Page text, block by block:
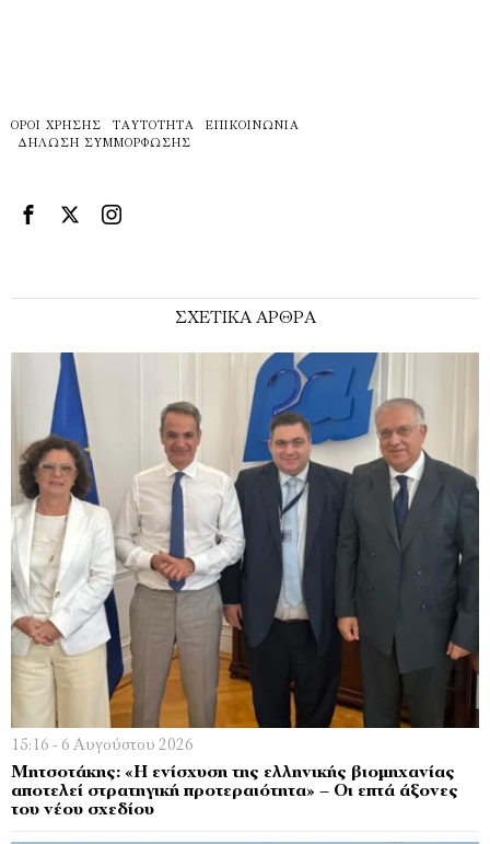
ΌΡΟΙ ΧΡΉΣΗΣ ΤΑΥΤΌΤΗΤΑ
ΕΠΙΚΟΙΝΩΝΊΑ
ΔΉΛΩΣΗ ΣΥΜΜΌΡΦΩΣΗΣ
ΣΧΕΤΙΚΑ ΑΡΘΡΑ
15:16 - 6 Αυγούστου 2026
Μητσοτάκης: «Η ενίσχυση της ελληνικής βιομηχανίας
αποτελεί στρατηγική προτεραιότητα» – Οι επτά άξονες
του νέου σχεδίου